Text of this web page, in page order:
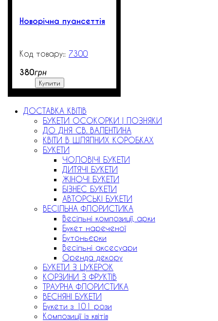
Новорічна пуансеттія
7300
380грн
Купити
ДОСТАВКА КВІТІВ
БУКЕТИ ОСОКОРКИ | ПОЗНЯКИ
ДО ДНЯ СВ. ВАЛЕНТИНА
КВІТИ В ШЛЯПНИХ КОРОБКАХ
БУКЕТИ
ЧОЛОВІЧІ БУКЕТИ
ДИТЯЧІ БУКЕТИ
ЖІНОЧІ БУКЕТИ
БІЗНЕС БУКЕТИ
АВТОРСЬКІ БУКЕТИ
ВЕСІЛЬНА ФЛОРИСТИКА
Весільні композиції, арки
Букет нареченої
Бутоньєрки
Весільні аксесуари
Оренда декору
БУКЕТИ З ЦУКЕРОК
КОРЗИНИ З ФРУКТІВ
ТРАУРНА ФЛОРИСТИКА
ВЕСНЯНІ БУКЕТИ
Букети з 101 рози
Композиції із квітів